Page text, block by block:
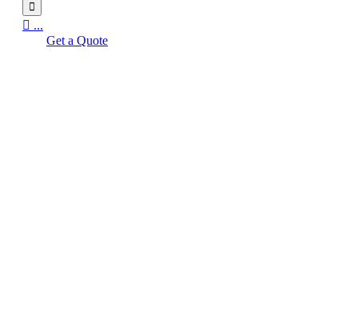

 ...
Get a Quote